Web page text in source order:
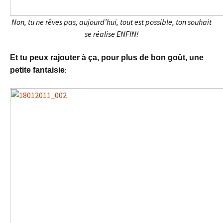
Non, tu ne rêves pas, aujourd’hui, tout est possible, ton souhait
se réalise ENFIN!
Et tu peux rajouter à ça, pour plus de bon goût, une
petite fantaisie: